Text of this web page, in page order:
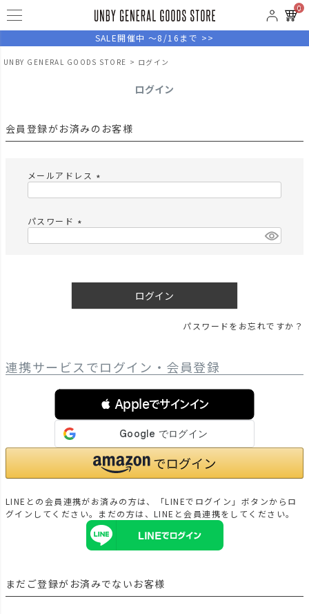
0
SALE開催中 ～8/16まで >>
UNBY GENERAL GOODS STORE ログイン
ログイン
会員登録がお済みのお客様
メールアドレス
)
パスワード
ログイン
パスワードをお忘れですか？
連携サービスでログイン・会員登録
 Appleでサインイン
LINEとの会員連携がお済みの方は、「LINEでログイン」ボタンからロ
グインしてください。まだの方は、LINEと会員連携をしてください。
まだご登録がお済みでないお客様